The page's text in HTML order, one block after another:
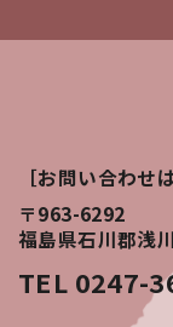
［お問い合わせ
〒963-6292
福島県石川郡浅
TEL 0247-